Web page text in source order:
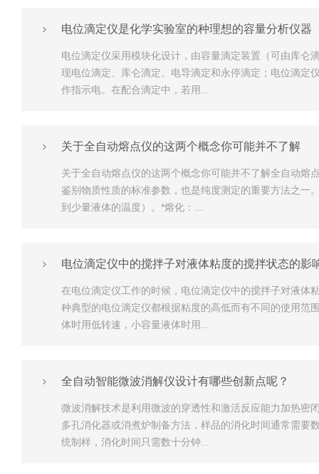
电位滴定仪是化学实验室的种理想的容量分析仪器
电位滴定仪采用模块化设计，由容量滴定装置（可由库仑
现电位滴定、库仑滴定、电导滴定和永停滴定；电位滴定
作指示电。在配合滴定中，若用...
关于全自动熔点仪的这两个概念你可能并不了解
关于全自动熔点仪的这两个概念你可能并不了解全自动熔
鉴别物质性质的标准参数，也是纯度测定的重要方法之一
到少量液体的温度）。*熔化：...
电位滴定仪中的搅拌子对液体粘度的搅拌状态的影
在电位滴定仪工作的时候，电位滴定仪中的搅拌子对液体
种典型的电位滴定仪都根据粘度的高低而有不同的使用范
体时用低转速，小容量液体时用...
全自动智能微波消解仪设计有哪些创新点呢？
微波消解技术是利用微波的穿透性和激活反应能力加热密
多孔消化器或消煮炉制备方法，样品的消化时间通常需要
统制样，消化时间只需数十分钟...